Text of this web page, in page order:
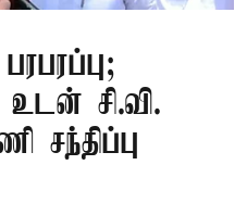
சி.வி.
சந்திப்பு